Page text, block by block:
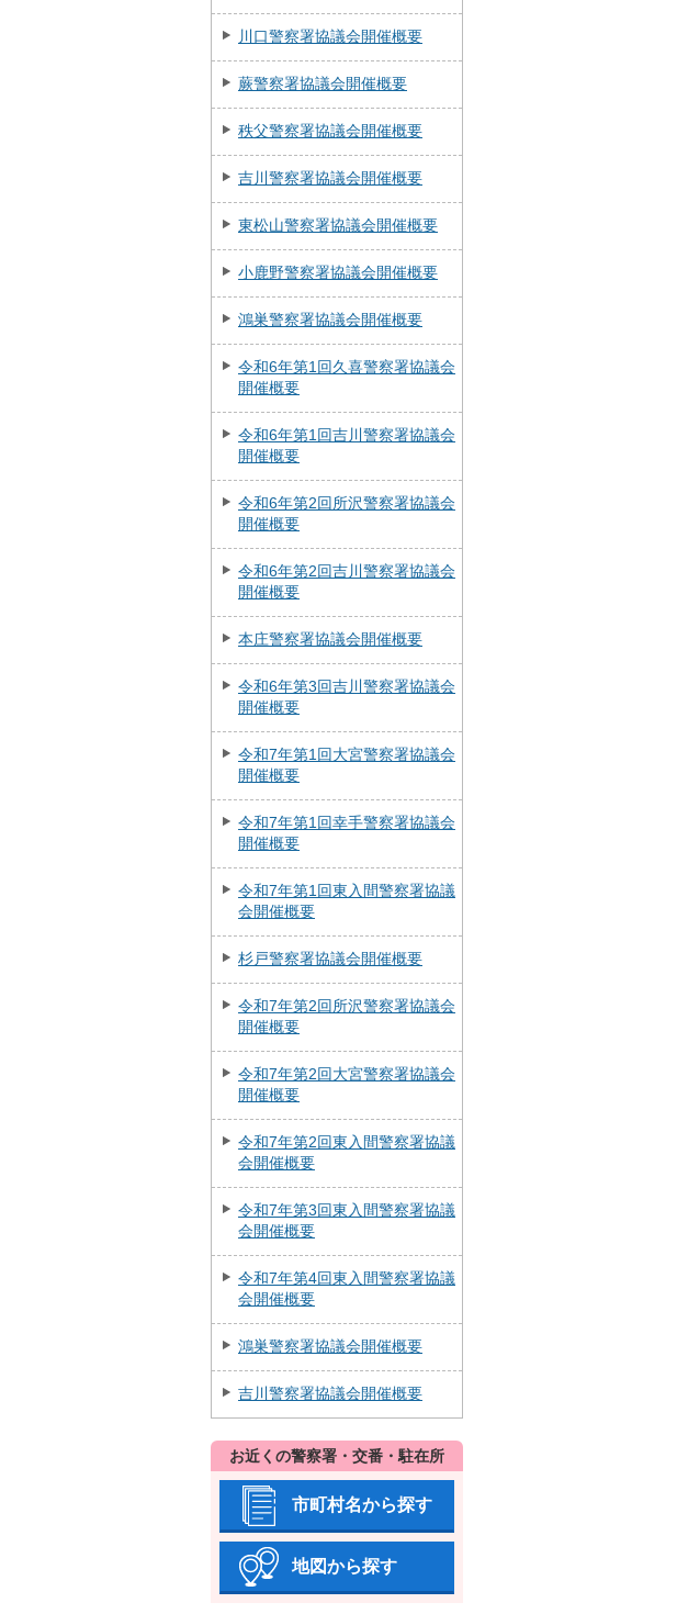
川口警察署協議会開催概要
蕨警察署協議会開催概要
秩父警察署協議会開催概要
吉川警察署協議会開催概要
東松山警察署協議会開催概要
小鹿野警察署協議会開催概要
鴻巣警察署協議会開催概要
令和6年第1回久喜警察署協議会
開催概要
令和6年第1回吉川警察署協議会
開催概要
令和6年第2回所沢警察署協議会
開催概要
令和6年第2回吉川警察署協議会
開催概要
本庄警察署協議会開催概要
令和6年第3回吉川警察署協議会
開催概要
令和7年第1回大宮警察署協議会
開催概要
令和7年第1回幸手警察署協議会
開催概要
令和7年第1回東入間警察署協議
会開催概要
杉戸警察署協議会開催概要
令和7年第2回所沢警察署協議会
開催概要
令和7年第2回大宮警察署協議会
開催概要
令和7年第2回東入間警察署協議
会開催概要
令和7年第3回東入間警察署協議
会開催概要
令和7年第4回東入間警察署協議
会開催概要
鴻巣警察署協議会開催概要
吉川警察署協議会開催概要
お近くの警察署・交番・駐在所
市町村名から探す
地図から探す